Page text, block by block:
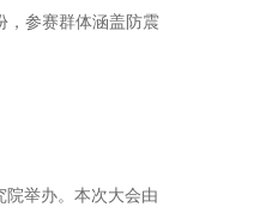
参赛群体涵盖防震
举办。本次大会由